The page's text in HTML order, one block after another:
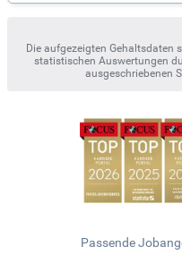
Die aufgezeigten Gehaltsdaten
statistischen Auswertungen
ausgeschriebenen
Passende